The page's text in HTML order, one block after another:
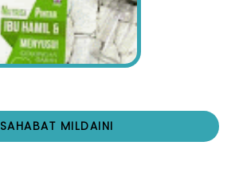
SAHABAT MILDAINI